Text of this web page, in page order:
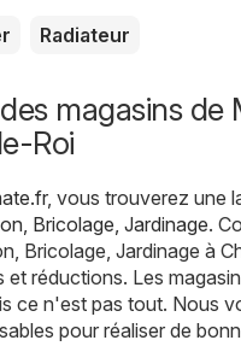
Radiateur
magasins de
Roi
, vous trouverez une
Bricolage, Jardinage.
Bricolage, Jardinage à
réductions. Les
ce n'est pas tout. Nous
pour réaliser de